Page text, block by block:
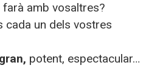
amb vosaltres?
cada un dels vostres
potent, espectacular…